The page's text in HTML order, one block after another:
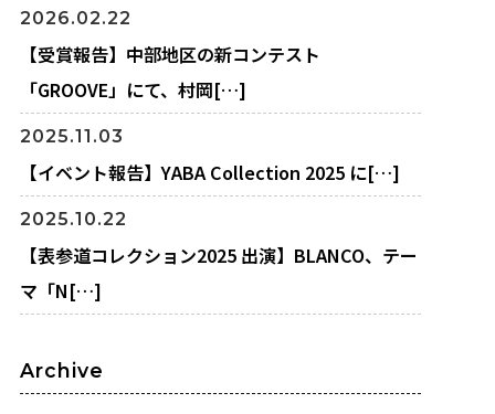
2026.02.22
【受賞報告】中部地区の新コンテスト
「GROOVE」にて、村岡[…]
2025.11.03
【イベント報告】YABA Collection 2025 に[…]
2025.10.22
【表参道コレクション2025 出演】BLANCO、テー
マ「N[…]
Archive